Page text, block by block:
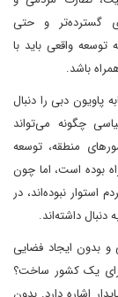
گسترده‌تر و حتی
واقعی باید با
باشد.
پاویون دبی را دنبال
چگونه می‌تواند
منطقه، توسعه
بوده است، اما چون
نبوده‌اند، در
داشته‌اند.
بدون ایجاد فضایی
برای یک کشور ساخت؟